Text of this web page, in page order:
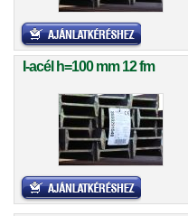
I-acél h=100 mm 12 fm